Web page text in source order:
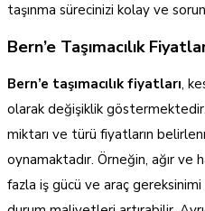
taşınma sürecinizi kolay ve
Bern’e Taşımacılık
Bern’e taşımacılık fiyatları,
olarak değişiklik
miktarı ve türü fiyatların
oynamaktadır. Örneğin, ağır ve
fazla iş gücü ve araç